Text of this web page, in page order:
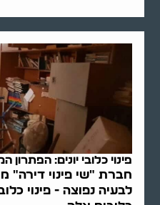
פינוי כלובי יונים: הפתרון
חברת "שי פינוי דירה"
לבעיה נפוצה - פינוי